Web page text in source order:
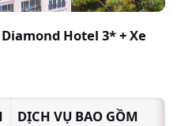
Hotel 3* + Xe
DỊCH VỤ BAO GỒM